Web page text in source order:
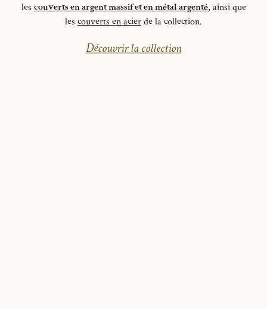
les couverts en argent massif et en métal argenté, ainsi que
les couverts en acierde la collection.
Découvrir la collection